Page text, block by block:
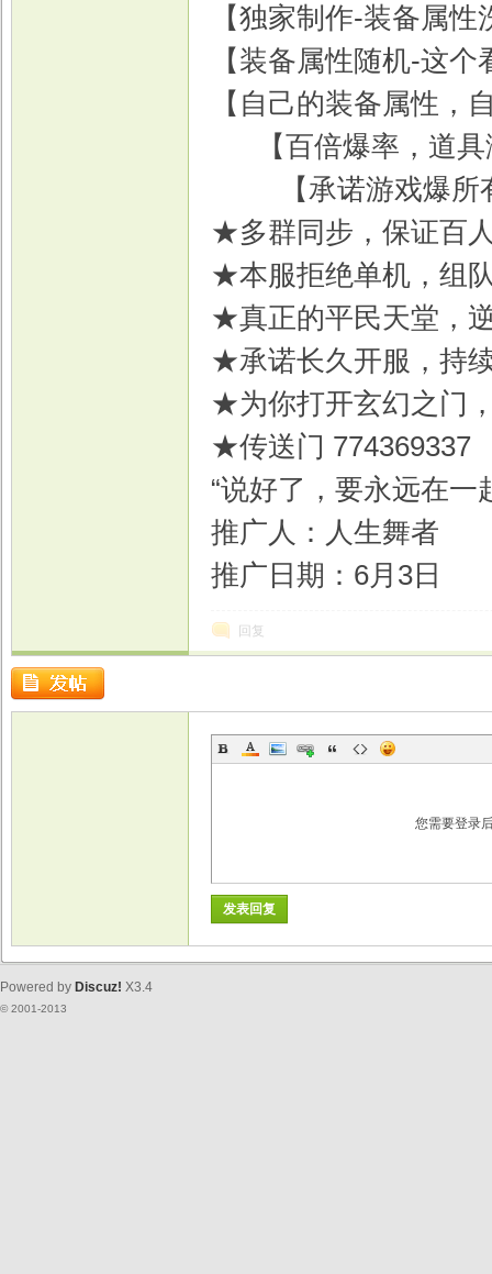
【独家制作-装备属
【装备属性随机-这
【自己的装备属性，
【百倍爆率，道具
【承诺游戏爆所
★多群同步，保证百
★本服拒绝单机，组
★真正的平民天堂
★承诺长久开服，持
★为你打开玄幻之门
★传送门 774369337
“说好了，要永远在
推广人：人生舞者
推广日期：6月3日
回复
您需要登录
发表回复
Powered by Discuz! X3.4
© 2001-2013